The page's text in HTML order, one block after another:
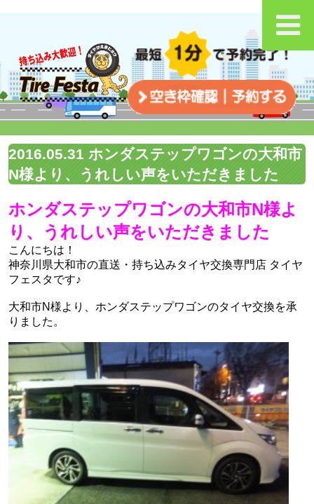
2016.05.31 ホンダステップワゴンの大和市
N様より、うれしい声をいただきました
ホンダステップワゴンの大和市N様よ
り、うれしい声をいただきました
こんにちは！
神奈川県大和市の直送・‪‎持ち込みタイヤ交換専門店‬ タイヤ
フェスタです♪
大和市N様より、ホンダステップワゴンのタイヤ交換を承
りました。